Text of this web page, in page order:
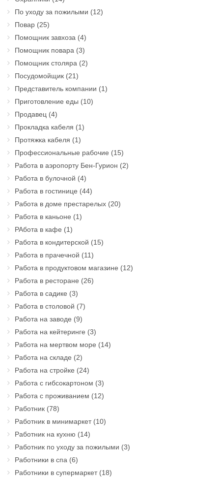
По уходу за пожилыми (12)
Повар (25)
Помощник завхоза (4)
Помощник повара (3)
Помощник столяра (2)
Посудомойщик (21)
Представитель компании (1)
Приготовление еды (10)
Продавец (4)
Прокладка кабеля (1)
Протяжка кабеля (1)
Профессиональные рабочие (15)
Работа в аэропорту Бен-Гурион (2)
Работа в булочной (4)
Работа в гостинице (44)
Работа в доме престарелых (20)
Работа в каньоне (1)
РАбота в кафе (1)
Работа в кондитерской (15)
Работа в прачечной (11)
Работа в продуктовом магазине (12)
Работа в ресторане (26)
Работа в садике (3)
Работа в столовой (7)
Работа на заводе (9)
Работа на кейтеринге (3)
Работа на мертвом море (14)
Работа на складе (2)
Работа на стройке (24)
Работа с гибсокартоном (3)
Работа с проживанием (12)
Работник (78)
Работник в минимаркет(10)
Работник на кухню (14)
Работник по уходу за пожилыми (3)
Работники в спа (6)
Работники в супермаркет(18)